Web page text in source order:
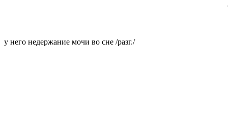
у него недержание мочи во сне /разг./